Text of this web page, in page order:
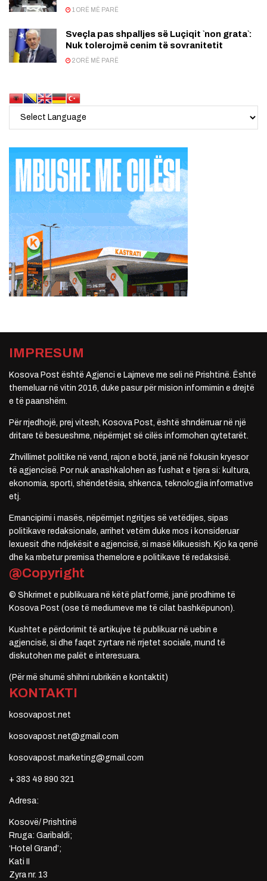
1 ORË MË PARË
Sveçla pas shpalljes së Luçiqit `non grata`:
Nuk tolerojmë cenim të sovranitetit
2 ORË MË PARË
IMPRESUM
Kosova Post është Agjenci e Lajmeve me seli në Prishtinë. Është
themeluar në vitin 2016, duke pasur për mision informimin e drejtë
e të paanshëm.
Për rrjedhojë, prej vitesh, Kosova Post, është shndërruar në një
dritare të besueshme, nëpërmjet së cilës informohen qytetarët.
Zhvillimet politike në vend, rajon e botë, janë në fokusin kryesor
të agjencisë. Por nuk anashkalohen as fushat e tjera si: kultura,
ekonomia, sporti, shëndetësia, shkenca, teknologjia informative
etj.
Emancipimi i masës, nëpërmjet ngritjes së vetëdijes, sipas
politikave redaksionale, arrihet vetëm duke mos i konsideruar
lexuesit dhe ndjekësit e agjencisë, si masë klikuesish. Kjo ka qenë
dhe ka mbetur premisa themelore e politikave të redaksisë.
@Copyright
© Shkrimet e publikuara në këtë platformë, janë prodhime të
Kosova Post (ose të mediumeve me të cilat bashkëpunon).
Kushtet e përdorimit të artikujve të publikuar në uebin e
agjencisë, si dhe faqet zyrtare në rrjetet sociale, mund të
diskutohen me palët e interesuara.
(Për më shumë shihni rubrikën e kontaktit)
KONTAKTI
kosovapost.net
kosovapost.net@gmail.com
kosovapost.marketing@gmail.com
+ 383 49 890 321
Adresa:
Kosovë/ Prishtinë
Rruga: Garibaldi;
‘Hotel Grand’;
Kati II
Zyra nr. 13